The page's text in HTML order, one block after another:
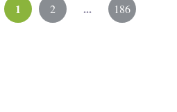
1 2 ... 186